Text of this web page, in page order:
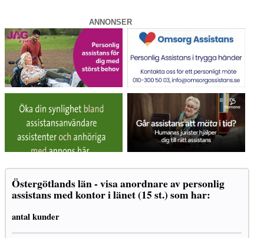
ANNONSER
Östergötlands län - visa anordnare av personlig
assistans med kontor i länet (15 st.) som har:
antal kunder